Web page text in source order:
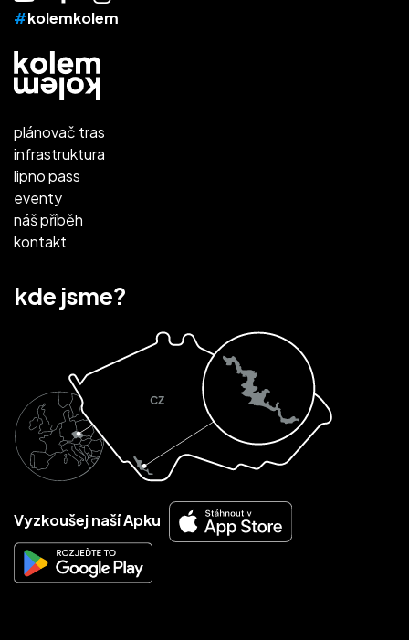
#kolemkolem
plánovač tras
infrastruktura
lipno pass
eventy
náš příběh
kontakt
kde jsme?
Vyzkoušej naší Apku